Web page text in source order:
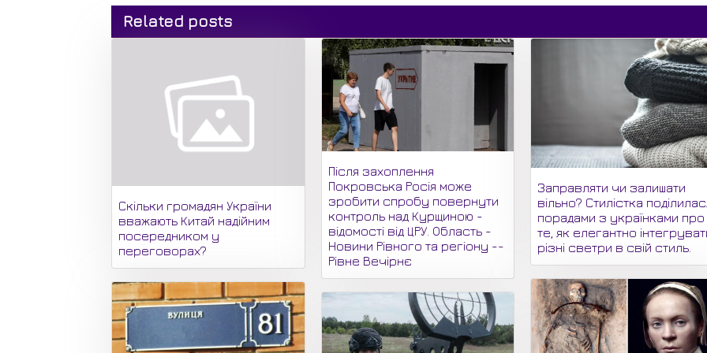
Related posts
Скільки громадян України
вважають Китай надійним
посередником у
переговорах?
Після захоплення
Покровська Росія може
зробити спробу повернути
контроль над Курщиною -
відомості від ЦРУ. Область -
Новини Рівного та регіону --
Рівне Вечірнє
Заправляти чи залишати
вільно? Стилістка
порадами з українками про
те, як елегантно
різні светри в свій стиль.